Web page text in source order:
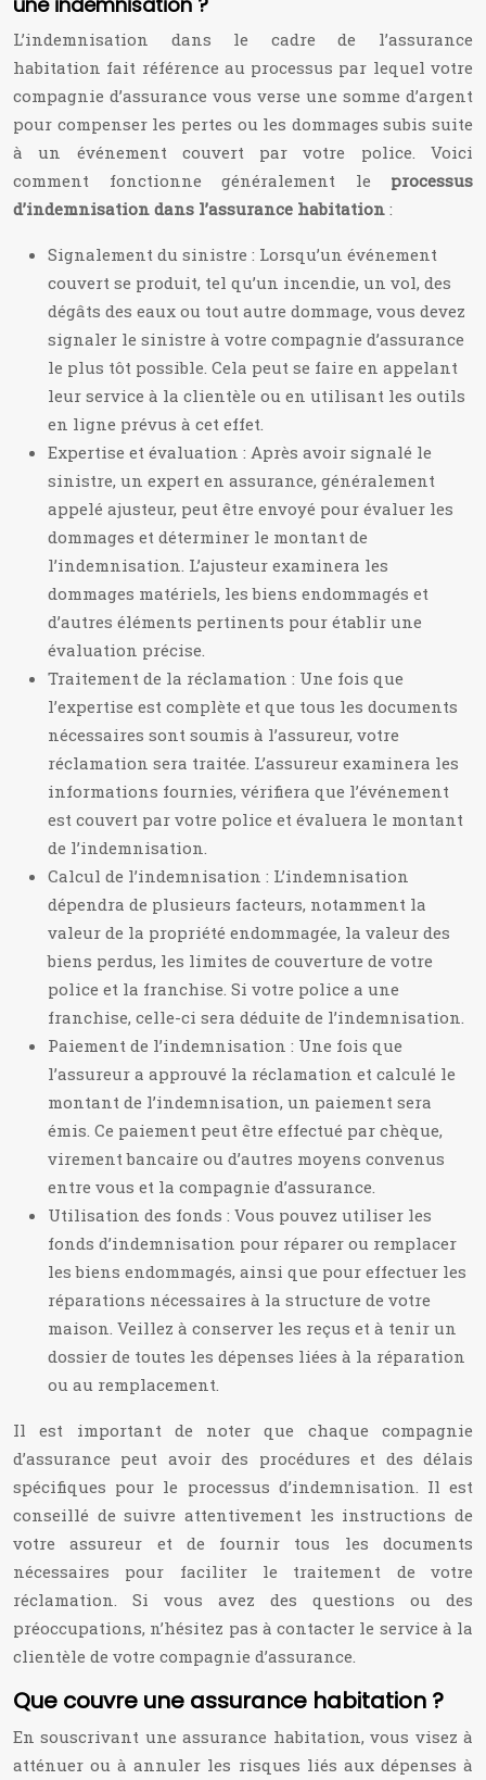
L’indemnisation dans le cadre de l’assurance
habitation fait référence au processus par lequel votre
compagnie d’assurance vous verse une somme d’argent
pour compenser les pertes ou les dommages subis suite
à un événement couvert par votre police. Voici
comment fonctionne généralement le processus
d’indemnisation dans l’assurance habitation :
Signalement du sinistre : Lorsqu’un événement
couvert se produit, tel qu’un incendie, un vol, des
dégâts des eaux ou tout autre dommage, vous devez
signaler le sinistre à votre compagnie d’assurance
le plus tôt possible. Cela peut se faire en appelant
leur service à la clientèle ou en utilisant les outils
en ligne prévus à cet effet.
Expertise et évaluation : Après avoir signalé le
sinistre, un expert en assurance, généralement
appelé ajusteur, peut être envoyé pour évaluer les
dommages et déterminer le montant de
l’indemnisation. L’ajusteur examinera les
dommages matériels, les biens endommagés et
d’autres éléments pertinents pour établir une
évaluation précise.
Traitement de la réclamation : Une fois que
l’expertise est complète et que tous les documents
nécessaires sont soumis à l’assureur, votre
réclamation sera traitée. L’assureur examinera les
informations fournies, vérifiera que l’événement
est couvert par votre police et évaluera le montant
de l’indemnisation.
Calcul de l’indemnisation : L’indemnisation
dépendra de plusieurs facteurs, notamment la
valeur de la propriété endommagée, la valeur des
biens perdus, les limites de couverture de votre
police et la franchise. Si votre police a une
franchise, celle-ci sera déduite de l’indemnisation.
Paiement de l’indemnisation : Une fois que
l’assureur a approuvé la réclamation et calculé le
montant de l’indemnisation, un paiement sera
émis. Ce paiement peut être effectué par chèque,
virement bancaire ou d’autres moyens convenus
entre vous et la compagnie d’assurance.
Utilisation des fonds : Vous pouvez utiliser les
fonds d’indemnisation pour réparer ou remplacer
les biens endommagés, ainsi que pour effectuer les
réparations nécessaires à la structure de votre
maison. Veillez à conserver les reçus et à tenir un
dossier de toutes les dépenses liées à la réparation
ou au remplacement.
Il est important de noter que chaque compagnie
d’assurance peut avoir des procédures et des délais
spécifiques pour le processus d’indemnisation. Il est
conseillé de suivre attentivement les instructions de
votre assureur et de fournir tous les documents
nécessaires pour faciliter le traitement de votre
réclamation. Si vous avez des questions ou des
préoccupations, n’hésitez pas à contacter le service à la
clientèle de votre compagnie d’assurance.
Que couvre une assurance habitation ?
En souscrivant une assurance habitation, vous visez à
atténuer ou à annuler les risques liés aux dépenses à